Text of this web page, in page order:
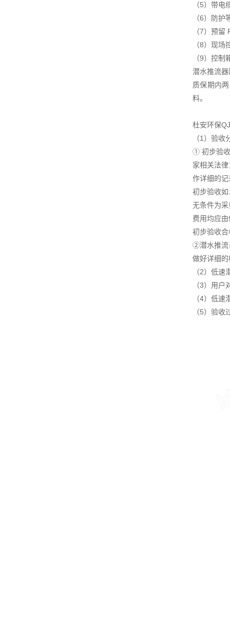
（5）带电
（6）防护
（7）预
（8）现
（9）控
潜水推流
质保期内
料。
杜安环保
（1）验
① 初步验收
家相关法
作详细的记
初步验收
无条件为
费用均应
初步验收
②潜水推流
做好详细
（2）低
（3）用
（4）低
（5）验